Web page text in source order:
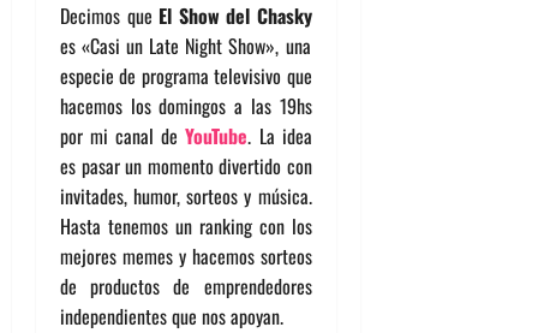
Decimos que El Show del Chasky
es «Casi un Late Night Show», una
especie de programa televisivo que
hacemos los domingos a las 19hs
por mi canal deYouTube. La idea
es pasar un momento divertido con
invitades, humor, sorteos y música.
Hasta tenemos un ranking con los
mejores memes y hacemos sorteos
de productos de emprendedores
independientes que nos apoyan.